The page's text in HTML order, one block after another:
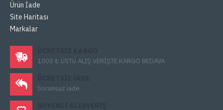
Ürün İade
Site Haritası
Markalar
1000 ₺ ÜSTÜ ALIŞ VERİŞTE KARGO BEDAVA
Sorunsuz iade